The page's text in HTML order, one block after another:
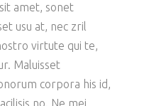
amet, sonet
usu at, nec zril
virtute qui te,
Maluisset
corpora his id,
no. Ne mei